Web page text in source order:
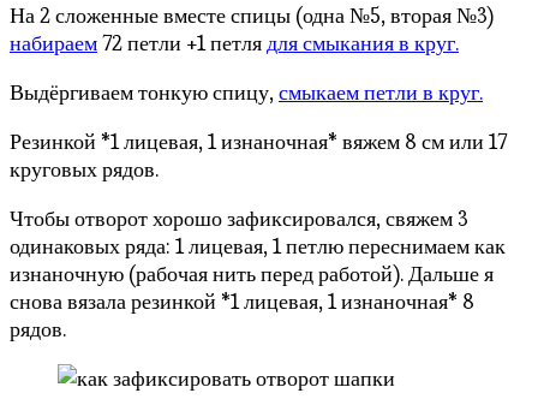
На 2 сложенные вместе спицы (одна №5, вторая №3)
набираем72 петли +1 петлядля смыкания в круг.
Выдёргиваем тонкую спицу,смыкаем петли в круг.
Резинкой *1 лицевая, 1 изнаночная* вяжем 8 см или 17
круговых рядов.
Чтобы отворот хорошо зафиксировался, свяжем 3
одинаковых ряда: 1 лицевая, 1 петлю переснимаем как
изнаночную (рабочая нить перед работой). Дальше я
снова вязала резинкой *1 лицевая, 1 изнаночная* 8
рядов.